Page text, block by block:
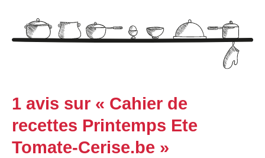
1 avis sur « Cahier de
recettes Printemps Ete
Tomate-Cerise.be »